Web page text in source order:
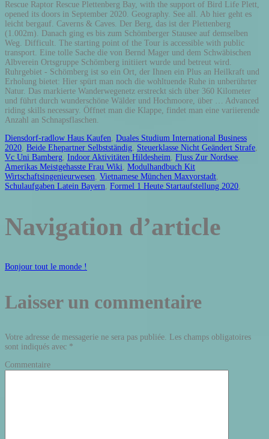
Diensdorf-radlow Haus Kaufen, Duales Studium International Business
2020, Beide Ehepartner Selbstständig, Steuerklasse Nicht Geändert Strafe,
Vc Uni Bamberg, Indoor Aktivitäten Hildesheim, Fluss Zur Nordsee,
Amerikas Meistgehasste Frau Wiki, Modulhandbuch Kit
Wirtschaftsingenieurwesen, Vietnamese München Maxvorstadt,
Schulaufgaben Latein Bayern, Formel 1 Heute Startaufstellung 2020,
Navigation d’article
Bonjour tout le monde !
Laisser un commentaire
Votre adresse de messagerie ne sera pas publiée. Les champs obligatoires
sont indiqués avec *
Commentaire